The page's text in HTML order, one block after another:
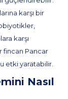
karşı bir
karşı
fincan Pancar
etki yaratabilir.
Nasıl